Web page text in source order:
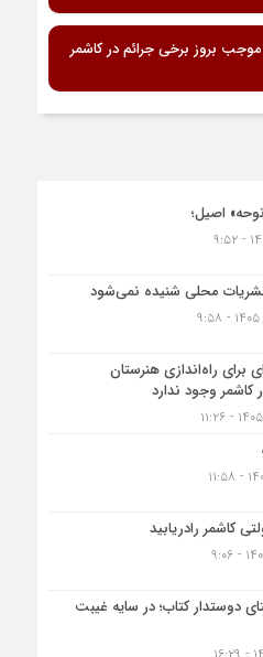
بروز برخی جرائم در کاشمر
اصیل؛
محلی شنیده نمی‌شود
برای راه‌اندازی هنرستان
کاشمر وجود ندارد
کاشمر‌ رادریابید
دوستدار کتاب؛ در سایه غیبت